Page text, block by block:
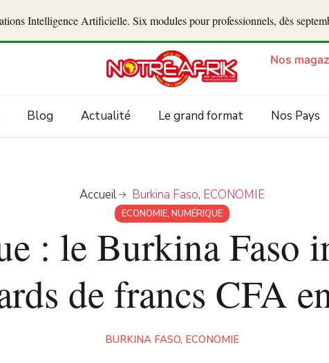
Intelligence Artificielle. Six modules pour professionnels, dès
Nos
Blog Actualité Le grand format Nos Pays
Accueil Burkina Faso, ECONOMIE
ECONOMIE, NUMÉRIQUE
: le Burkina Faso
de francs CFA
BURKINA FASO, ECONOMIE